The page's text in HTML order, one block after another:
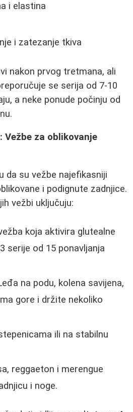
i elastina
i zatezanje tkiva
nakon prvog tretmana, ali
se serija od 7-10
a neke ponude počinju od
za oblikovanje
da su vežbe najefikasniji
i podignute zadnjice.
vežbi uključuju:
koja aktivira glutealne
serije od 15 ponavljanja
na podu, kolena savijena,
gore i držite nekoliko
ili na stabilnu
reggaeton i merengue
i noge.